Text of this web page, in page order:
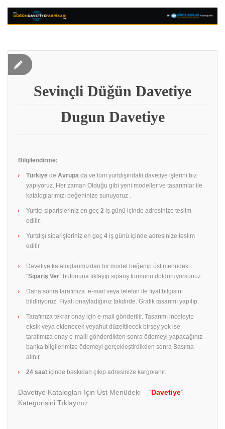
Sevinçli Düğün Davetiye
Dugun Davetiye
Bilgilendirme;
Türkiye de Avrupa da ve tüm yurtdışındaki davetiye işlerini biz
yapıyoruz. Her zaman Olduğu gibi yeni modeller ve tasarımlar ile
kataloglarımızı beğeninize sunuyoruz .
Yurtiçi siparişleriniz en geç 2 iş günü içinde adresinize teslim
edilir.
Yurtdışı siparişleriniz en geç 4 iş günü içinde adresinize teslim
edilir
Davetiye kataloglarımızdan bir model beğenip üst menüdeki
“Sipariş Ver” butonuna tıklayıp sipariş formunu dolduruyorsunuz.
Daha sonra tarafınıza e-mail veya telefon ile fiyat bilgisini
bildiriyoruz. Fiyatı onayladığınız takdirde. Grafik tasarımı yapılıp.
Tarafınıza tekrar onay için e-mail gönderilir. Tasarımı inceleyip
eksik veya eklenecek veyahut düzeltilecek birşey yok ise
tarafımıza onay e-maili gönderdikten sonra ödemeyi yapacağınız
banka bilgilerimize ödemeyi gerçekleştirdikden sonra Basıma
alınır.
24 saat içinde baskıdan çıkıp adresinize kargolanır.
Davetiye Katalogları İçin Üst Menüdeki “Davetiye”
Kategorisini Tıklayınız.